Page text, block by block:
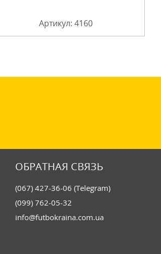
Артикул: 4160
ОБРАТНАЯ СВЯЗЬ
(067) 427-36-06 (Telegram)
(099) 762-05-32
info@futbokraina.com.ua